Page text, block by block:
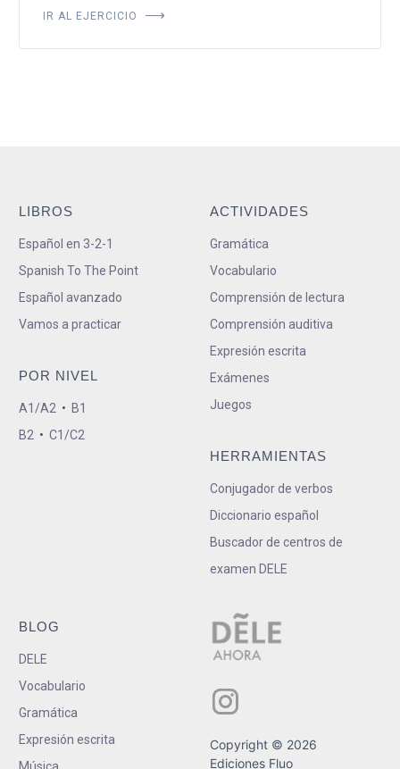
IR AL EJERCICIO
LIBROS
Español en 3-2-1
Spanish To The Point
Español avanzado
Vamos a practicar
POR NIVEL
A1/A2 • B1
B2 • C1/C2
ACTIVIDADES
Gramática
Vocabulario
Comprensión de lectura
Comprensión auditiva
Expresión escrita
Exámenes
Juegos
HERRAMIENTAS
Conjugador de verbos
Diccionario español
Buscador de centros de
examen DELE
BLOG
DELE
Vocabulario
Gramática
Expresión escrita
Copyright © 2026
Ediciones Fluo